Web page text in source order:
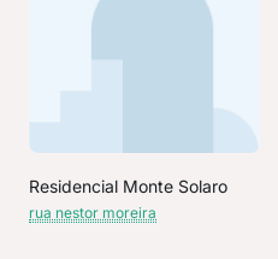
Residencial Monte Solaro
rua nestor moreira